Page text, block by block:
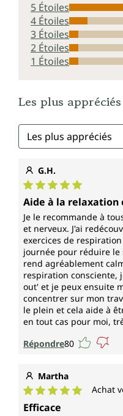
5 Étoiles
4 Étoiles
3 Étoiles
2 Étoiles
1 Étoiles
Les plus appréciés
G.H.
Note moyenne de 5
Aide à la relaxation
Je le recommande à
et nerveux. J'ai
exercices de
journée pour réduire le
rend agréablement
respiration consciente,
out' et je peux ensuite
concentrer sur mon
le plein et cela aide à
en tout cas pour moi,
Répondre80
Martha
Note moyenne de 5
Achat
Efficace